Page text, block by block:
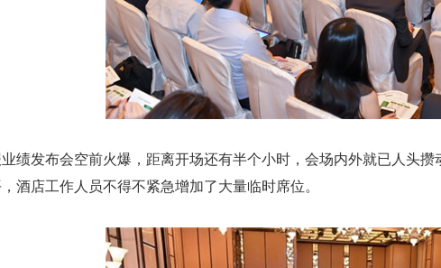
绩发布会空前火爆，距离开场还有半个小时，会场内外就已人头
酒店工作人员不得不紧急增加了大量临时席位。